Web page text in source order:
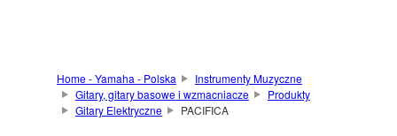
Home - Yamaha - Polska
Instrumenty Muzyczne
Gitary, gitary basowe i wzmacniacze
Produkty
Gitary Elektryczne
PACIFICA